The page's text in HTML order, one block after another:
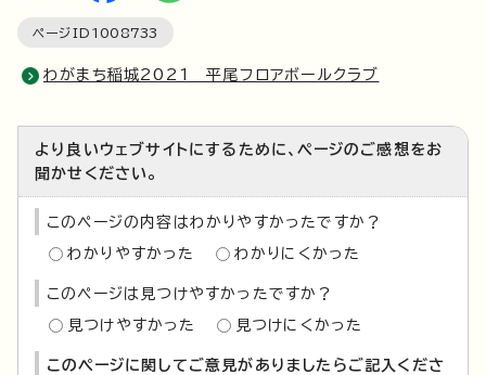
ページID 1008733
わがまち稲城2021 平尾フロアボールクラブ
より良いウェブサイトにするために、ページのご感想をお
聞かせください。
このページの内容はわかりやすかったですか？
わかりやすかった わかりにくかった
このページは見つけやすかったですか？
見つけやすかった 見つけにくかった
このページに関してご意見がありましたらご記入くださ